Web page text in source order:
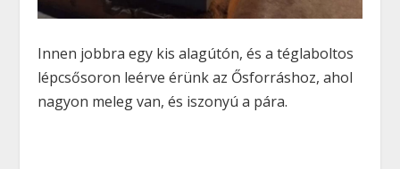
Innen jobbra egy kis alagútón, és a téglaboltos
lépcsősoron leérve érünk az Ősforráshoz, ahol
nagyon meleg van, és iszonyú a pára.